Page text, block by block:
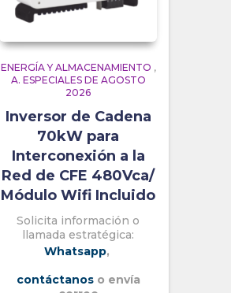
ENERGÍA Y ALMACENAMIENTO ,
A. ESPECIALES DE AGOSTO
2026
Inversor de Cadena
70kW para
Interconexión a la
Red de CFE 480Vca/
Módulo Wifi Incluido
Solicita información o
llamada estratégica:
Whatsapp,
contáctanos o envía